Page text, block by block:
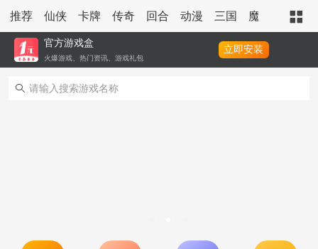
推荐 仙侠 卡牌 传奇 回合 动漫 三国 魔幻 策略
官方游戏盒
火爆游戏、热门资讯、游戏礼包
立即安装
冠名活动